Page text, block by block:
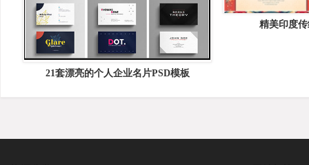
精美印度
21套漂亮的个人企业名片PSD模板